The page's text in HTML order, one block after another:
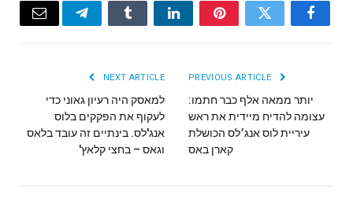
Facebook
Twitter
Pinterest
LinkedIn
Tumblr
Telegram
Email
יותר ממאה אלף כבר חתמו:
עצומה להדיח מיידית את ראש
עיריית לוס אנג׳לס הכושלת
קארן באס
NEXT ARTICLE
למאסק היה רעיון גאוני כדי
לעקוף את הפקקים בלוס
אנג'לס. בינתיים זה עובד בלאס
וגאס – בחצי קלאץ'